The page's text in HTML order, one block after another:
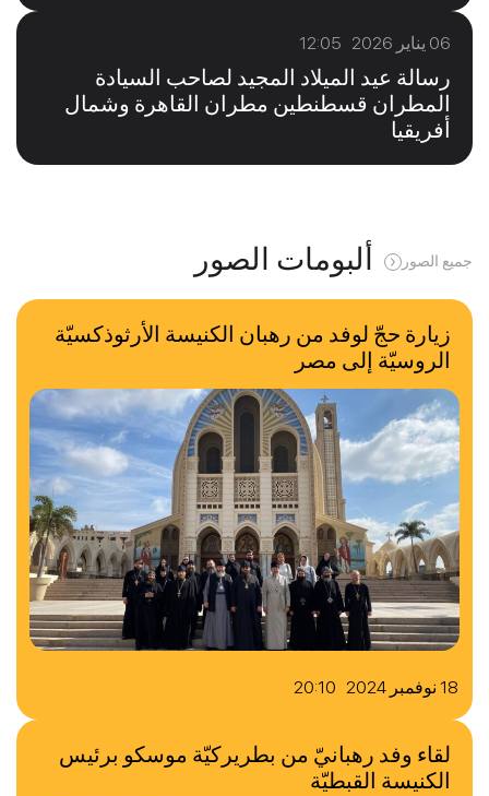
06 يناير 2026 12:05
رسالة عيد الميلاد المجيد لصاحب السيادة
المطران قسطنطين مطران القاهرة وشمال
أفريقيا
ألبومات الصور جميع الصور
18 نوفمبر 2024 20:10
زيارة حجّ لوفد من رهبان الكنيسة الأرثوذكسيّة
الروسيّة إلى مصر
لقاء وفد رهبانيّ من بطريركيّة موسكو برئيس
الكنيسة القبطيّة